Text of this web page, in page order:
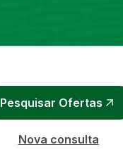
Pesquisar Ofertas
Nova consulta